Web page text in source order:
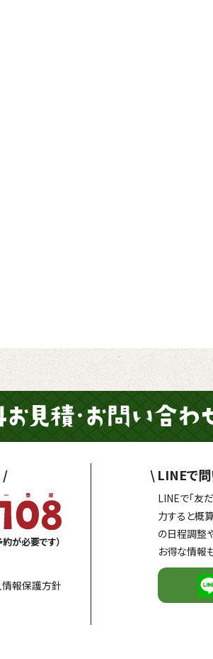
/
が必要です）
報保護方針
\ LINEで問
LINEで「友
力すると概
の日程調整
お得な情報